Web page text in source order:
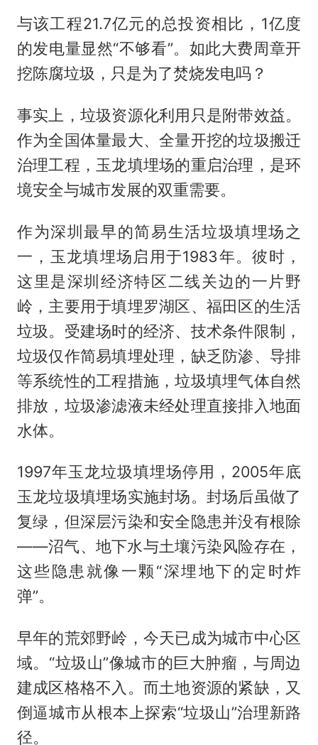
与该工程21.7亿元的总投资相比，1亿度
的发电量显然“不够看”。如此大费周章开
挖陈腐垃圾，只是为了焚烧发电吗？
事实上，垃圾资源化利用只是附带效益。
作为全国体量最大、全量开挖的垃圾搬迁
治理工程，玉龙填埋场的重启治理，是环
境安全与城市发展的双重需要。
作为深圳最早的简易生活垃圾填埋场之
一，玉龙填埋场启用于1983年。彼时，
这里是深圳经济特区二线关边的一片野
岭，主要用于填埋罗湖区、福田区的生活
垃圾。受建场时的经济、技术条件限制，
垃圾仅作简易填埋处理，缺乏防渗、导排
等系统性的工程措施，垃圾填埋气体自然
排放，垃圾渗滤液未经处理直接排入地面
水体。
1997年玉龙垃圾填埋场停用，2005年底
玉龙垃圾填埋场实施封场。封场后虽做了
复绿，但深层污染和安全隐患并没有根除
——沼气、地下水与土壤污染风险存在，
这些隐患就像一颗“深埋地下的定时炸
弹”。
早年的荒郊野岭，今天已成为城市中心区
域。“垃圾山”像城市的巨大肿瘤，与周边
建成区格格不入。而土地资源的紧缺，又
倒逼城市从根本上探索“垃圾山”治理新路
径。